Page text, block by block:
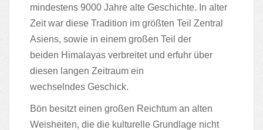
mindestens 9000 Jahre alte Geschichte. In alter
Zeit war diese Tradition im größten Teil Zentral
Asiens, sowie in einem großen Teil der
beiden Himalayas verbreitet und erfuhr über
diesen langen Zeitraum ein
wechselndes Geschick.
Bön besitzt einen großen Reichtum an alten
Weisheiten, die die kulturelle Grund lage nicht